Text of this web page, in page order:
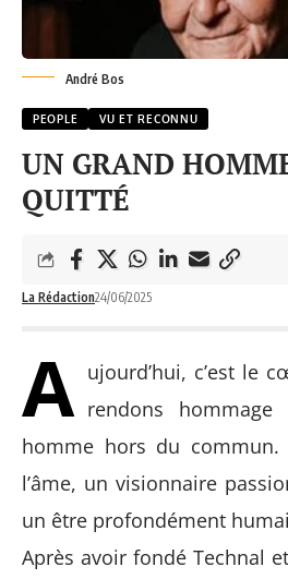
André Bos
PEOPLE VU ET RECONNU
UN GRAND
QUITTÉ
La Rédaction24/06/2025
A ujourd’hui, c’est le
rendons
homme hors du commun.
l’âme, un visionnaire
un être profondément
Après avoir fondé Technal